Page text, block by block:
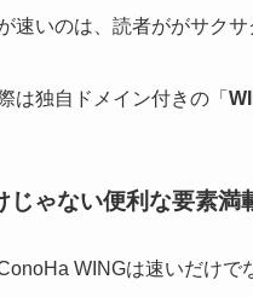
速いのは、読者ががサク
は独自ドメイン付きの「
じゃない便利な要素満
WINGは速いだけで